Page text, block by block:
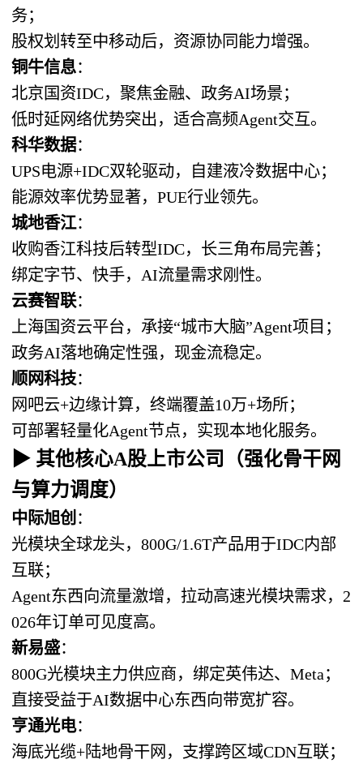
务；
股权划转至中移动后，资源协同能力增强。
铜牛信息：
北京国资IDC，聚焦金融、政务AI场景；
低时延网络优势突出，适合高频Agent交互。
科华数据：
UPS电源+IDC双轮驱动，自建液冷数据中心；
能源效率优势显著，PUE行业领先。
城地香江：
收购香江科技后转型IDC，长三角布局完善；
绑定字节、快手，AI流量需求刚性。
云赛智联：
上海国资云平台，承接“城市大脑”Agent项目；
政务AI落地确定性强，现金流稳定。
顺网科技：
网吧云+边缘计算，终端覆盖10万+场所；
可部署轻量化Agent节点，实现本地化服务。
▶ 其他核心A股上市公司（强化骨干网
与算力调度）
中际旭创 ：
光模块全球龙头，800G/1.6T产品用于IDC内部
互联；
Agent东西向流量激增，拉动高速光模块需求，2
026年订单可见度高。
新易盛：
800G光模块主力供应商，绑定英伟达、Meta；
直接受益于AI数据中心东西向带宽扩容。
亨通光电：
海底光缆+陆地骨干网，支撑跨区域CDN互联；